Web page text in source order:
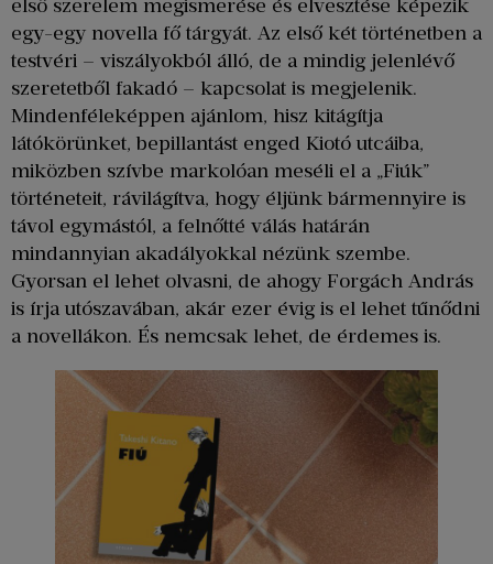
első szerelem megismerése és elvesztése képezik
egy-egy novella fő tárgyát. Az első két történetben a
testvéri – viszályokból álló, de a mindig jelenlévő
szeretetből fakadó – kapcsolat is megjelenik.
Mindenféleképpen ajánlom, hisz kitágítja
látókörünket, bepillantást enged Kiotó utcáiba,
miközben szívbe markolóan meséli el a „Fiúk”
történeteit, rávilágítva, hogy éljünk bármennyire is
távol egymástól, a felnőtté válás határán
mindannyian akadályokkal nézünk szembe.
Gyorsan el lehet olvasni, de ahogy Forgách András
is írja utószavában, akár ezer évig is el lehet tűnődni
a novellákon. És nemcsak lehet, de érdemes is.